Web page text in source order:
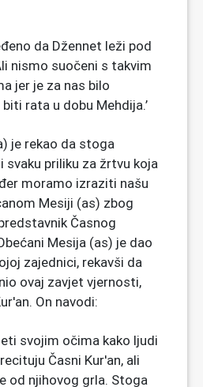
da Džennet leži pod
nismo suočeni s takvim
jer je za nas bilo
rata u dobu Mehdija.’
je rekao da stoga
priliku za žrtvu koja
moramo izraziti našu
Mesiji (as) zbog
Časnog
Mesija (as) je dao
zajednici, rekavši da
ovaj zavjet vjernosti,
On navodi:
svojim očima kako ljudi
Časni Kur'an, ali
od njihovog grla. Stoga